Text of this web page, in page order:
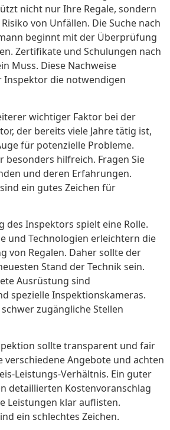
nicht nur Ihre Regale, sondern
von Unfällen. Die Suche nach
beginnt mit der Überprüfung
Zertifikate und Schulungen nach
Muss. Diese Nachweise
Inspektor die notwendigen
wichtiger Faktor bei der
der bereits viele Jahre tätig ist,
für potenzielle Probleme.
besonders hilfreich. Fragen Sie
und deren Erfahrungen.
ein gutes Zeichen für
des Inspektors spielt eine Rolle.
und Technologien erleichtern die
von Regalen. Daher sollte der
Stand der Technik sein.
Ausrüstung sind
spezielle Inspektionskameras.
zugängliche Stellen
sollte transparent und fair
verschiedene Angebote und achten
Leistungs-Verhältnis. Ein guter
detaillierten Kostenvoranschlag
Leistungen klar auflisten.
ein schlechtes Zeichen.